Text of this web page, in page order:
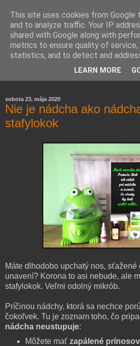
rozoberá témy o zdraví, živote a
sobota 23. mája 2020
Nie je nádcha ako
stafylokok
Máte dlhodobo upchatý nos, sťažené
unavení? Korona to asi nebude, ale
stafylokok. Veľmi odolný mikrób.
Príčinou nádchy, ktorá sa nechce
čokoľvek. Tu je zoznam toho, čo
nádcha neustupuje:
Môžete mať zapálené
This site uses cookies from Google
and to analyze traffic. Your IP
shared with Google along with
metrics to ensure quality of service,
statistics, and to detect and
LEARN MORE